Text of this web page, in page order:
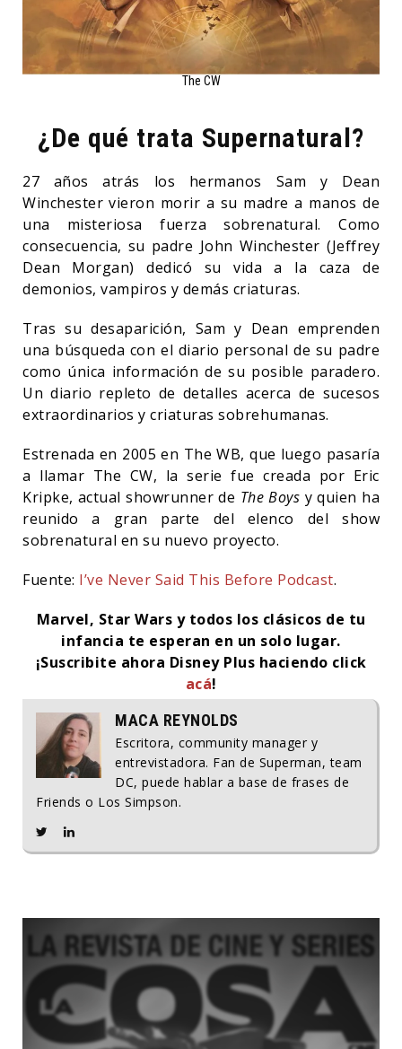
The CW
¿De qué trata Supernatural?
27 años atrás los hermanos Sam y Dean
Winchester vieron morir a su madre a manos de
una misteriosa fuerza sobrenatural. Como
consecuencia, su padre John Winchester (Jeffrey
Dean Morgan) dedicó su vida a la caza de
demonios, vampiros y demás criaturas.
Tras su desaparición, Sam y Dean emprenden
una búsqueda con el diario personal de su padre
como única información de su posible paradero.
Un diario repleto de detalles acerca de sucesos
extraordinarios y criaturas sobrehumanas.
Estrenada en 2005 en The WB, que luego pasaría
a llamar The CW, la serie fue creada por Eric
Kripke, actual showrunner de The Boys y quien ha
reunido a gran parte del elenco del show
sobrenatural en su nuevo proyecto.
Fuente: I’ve Never Said This Before Podcast.
Marvel, Star Wars y todos los clásicos de tu
infancia te esperan en un solo lugar.
¡Suscribite ahora Disney Plus haciendo click
acá!
MACA REYNOLDS
Escritora, community manager y
entrevistadora. Fan de Superman, team
DC, puede hablar a base de frases de
Friends o Los Simpson.